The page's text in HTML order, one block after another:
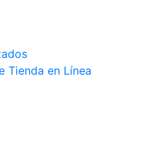
Tienda en Línea